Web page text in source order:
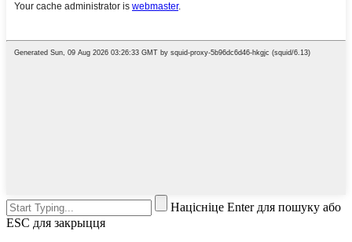
Націсніце Enter для пошуку або
ESC для закрыцця